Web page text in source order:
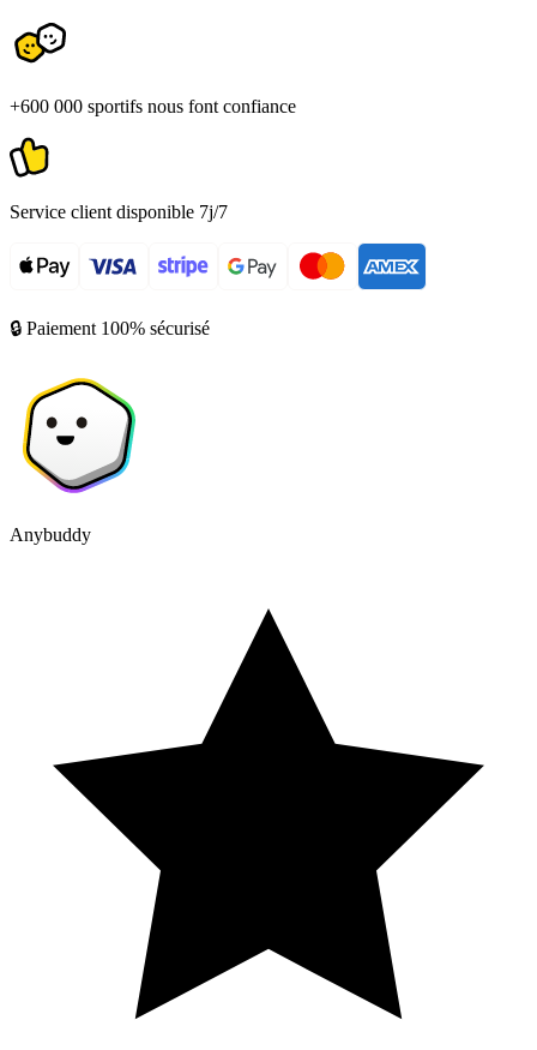
+600 000 sportifs nous font confiance
Service client disponible 7j/7
🔒 Paiement 100% sécurisé
Anybuddy